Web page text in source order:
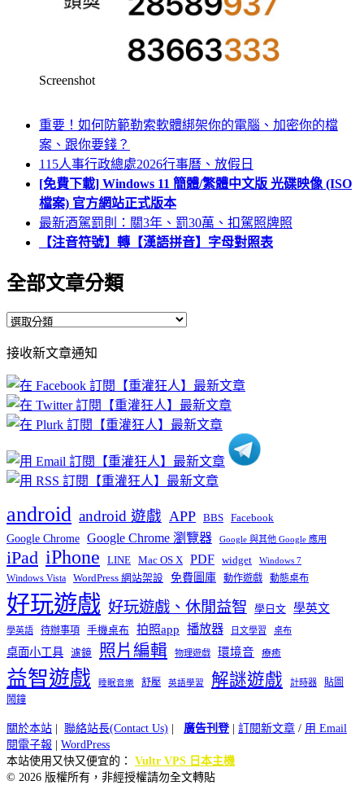
Screenshot
重要！如何防範勒索軟體綁架你的電腦、加密你的檔
案、跟你要錢？
115人事行政總處2026行事曆、放假日
[免費下載] Windows 11 簡體/繁體中文版 光碟映像 (ISO
檔案) 官方網站正式版本
最新酒駕罰則：關3年、罰30萬、扣駕照牌照
【注音符號】轉【漢語拼音】字母對照表
全部文章分類
全
文
章
分
類
接收新文章通知
android android 遊戲 APP BBS Facebook
Google Chrome Google Chrome 瀏覽器 Google 與其他 Google 應用
iPad iPhone LINE Mac OS X PDF widget Windows 7
Windows Vista WordPress 網站架設 免費圖庫 動作遊戲 動態桌布
好玩遊戲 好玩遊戲、休閒益智 學日文 學英文
學英語 待辦事項 手機桌布 拍照app 播放器 日文學習 桌布
桌面小工具 濾鏡 照片編輯 物理遊戲 環境音 療癒
益智遊戲 睡眠音樂 舒壓 英語學習 解謎遊戲 計時器
貼圖
鬧鐘
關於本站 | 聯絡站長(Contact Us) | 廣告刊登| 訂閱新文章 / 用 Email
閱電子報 | WordPress
本站使用又快又便宜的： Vultr VPS 日本主機
© 2026 版權所有，非經授權請勿全文轉貼